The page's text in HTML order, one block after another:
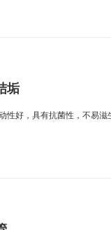
垢
好，具有抗菌性，不易滋